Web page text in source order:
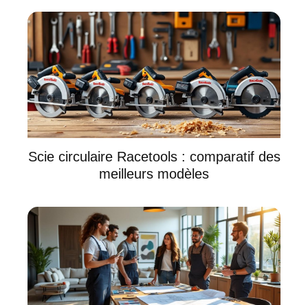
Scie circulaire Racetools : comparatif des
meilleurs modèles